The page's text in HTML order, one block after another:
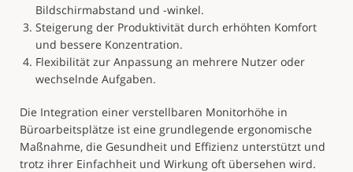
Bildschirmabstand und -winkel.
Steigerung der Produktivität durch erhöhten Komfort
und bessere Konzentration.
Flexibilität zur Anpassung an mehrere Nutzer oder
wechselnde Aufgaben.
Die Integration einer verstellbaren Monitorhöhe in
Büroarbeitsplätze ist eine grundlegende ergonomische
Maßnahme, die Gesundheit und Effizienz unterstützt und
trotz ihrer Einfachheit und Wirkung oft übersehen wird.